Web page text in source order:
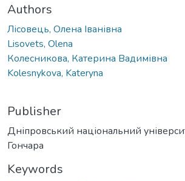
Authors
Лісовець, Олена Іванівна
Lisovets, Olena
Колесникова, Катерина Вадимівна
Kolesnykova, Kateryna
Publisher
Дніпровський національний
Гончара
Keywords